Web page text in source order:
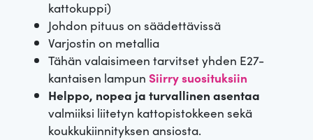
kattokuppi)
Johdon pituus on säädettävissä
Varjostin on metallia
Tähän valaisimeen tarvitset yhden E27-
kantaisen lampun Siirry suosituksiin
Helppo, nopea ja turvallinen asentaa
valmiiksi liitetyn kattopistokkeen sekä
koukkukiinnityksen ansiosta.